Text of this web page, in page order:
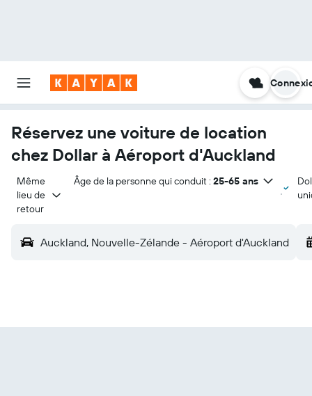
Réservez une voiture de location
chez Dollar à Aéroport d'Auckland
Même
lieu de
retour
Âge de la personne qui conduit : 25-65 ans
Auckland, Nouvelle-Zélande - Aéroport d'Auckland